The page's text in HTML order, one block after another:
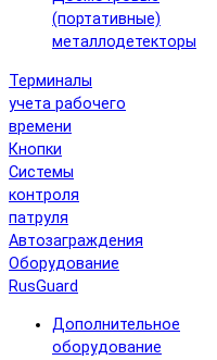
(портативные)
металлодетекторы
Терминалы
учета рабочего
времени
Кнопки
Системы
контроля
патруля
Автозаграждения
Оборудование
RusGuard
Дополнительное
оборудование